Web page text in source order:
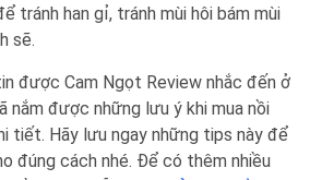
tránh han gỉ, tránh mùi hôi bám mùi
sẽ.
được Cam Ngọt Review nhắc đến ở
nắm được những lưu ý khi mua nồi
tiết. Hãy lưu ngay những tips này để
đúng cách nhé. Để có thêm nhiều